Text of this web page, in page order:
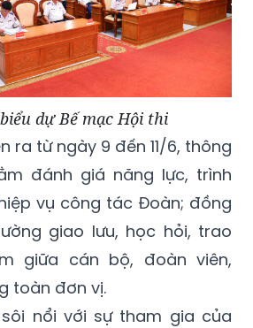
dự Bế mạc Hội thi
ra từ ngày 9 đến 11/6, thông
đánh giá năng lực, trình
vụ công tác Đoàn; đồng
giao lưu, học hỏi, trao
giữa cán bộ, đoàn viên,
toàn đơn vị.
nổi với sự tham gia của